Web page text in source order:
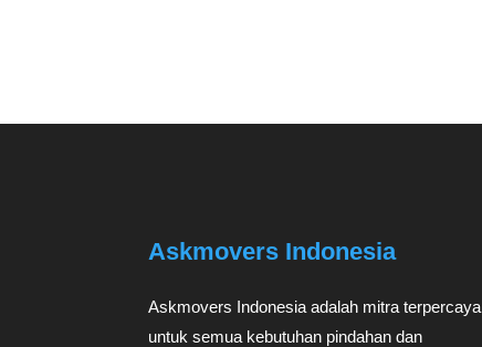
Askmovers Indonesia
Askmovers Indonesia adalah mitra terpercaya
untuk semua kebutuhan pindahan dan